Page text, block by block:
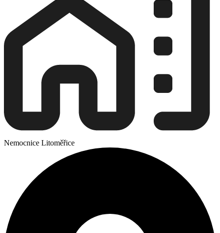
Nemocnice Litoměřice